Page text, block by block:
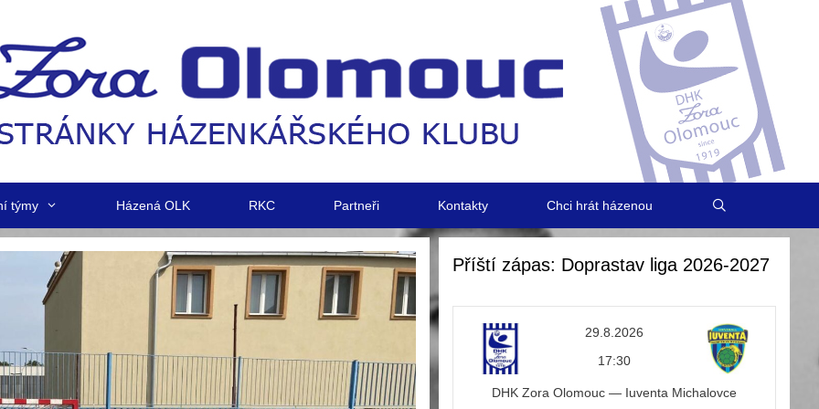
týmy Házená OLK RKC Partneři Kontakty Chci hrát házenou
Příští zápas: Doprastav liga 2026-2027
29.8.2026
17:30
DHK Zora Olomouc — Iuventa Michalovce